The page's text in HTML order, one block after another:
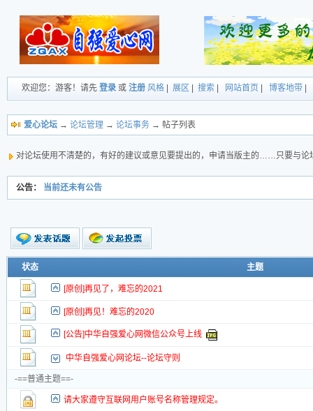
欢迎您：游客！请先 登录 或 注册 风格 展区 搜索 网站首页 博客地带
爱心论坛 → 论坛管理 → 论坛事务 → 帖子列表
对论坛使用不清楚的，有好的建议或意见要提出的，申请当版主的……只要与论
公告： 当前还未有公告
新的主题
新小字报
状态 主题
[原创]再见了，难忘的2021
[原创]再见！难忘的2020
[公告]中华自强爱心网微信公众号上线
中华自强爱心网论坛--论坛守则
-==普通主题==-
请大家遵守互联网用户账号名称管理规定。